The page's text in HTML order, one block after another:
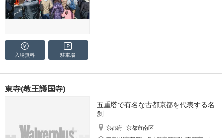
入場無料 駐車場
東寺(教王護国寺)
五重塔で有名な古都京都を代表する名
刹
京都府
京都市南区